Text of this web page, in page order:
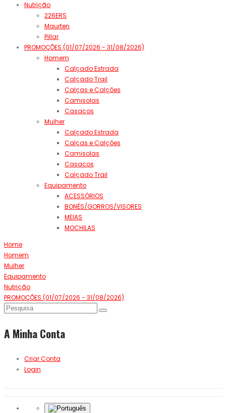
Nutrição
226ERS
Maurten
Pillar
PROMOÇÕES (01/07/2026 - 31/08/2026)
Homem
Calçado Estrada
Calçado Trail
Calças e Calções
Camisolas
Casacos
Mulher
Calçado Estrada
Calças e Calções
Camisolas
Casacos
Calçado Trail
Equipamento
ACESSÓRIOS
BONÉS/GORROS/VISORES
MEIAS
MOCHILAS
Home
Homem
Mulher
Equipamento
Nutrição
PROMOÇÕES (01/07/2026 - 31/08/2026)
A Minha Conta
Criar Conta
Login